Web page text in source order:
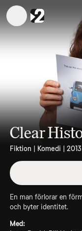
Clear
Fiktion | Komedi |
En man förlorar en
och byter identitet.
Med: